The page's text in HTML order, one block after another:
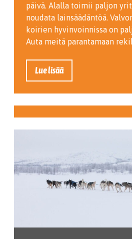
päivä. Alalla toimii paljon
noudata lainsäädäntöä.
koirien hyvinvoinnissa on
Auta meitä parantamaan
Lue lisää